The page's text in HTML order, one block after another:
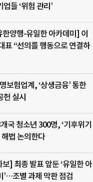
들 ‘위험 관리’
한양행-유일한 아카데미] 이
표 “선의를 행동으로 연결하
보험업계, ‘상생금융’ 통한
헌 실시
국 청소년 300명, ‘기후위기
해법 논의한다
보] 최종 발표 앞둔 ‘유일한 아
’…조별 과제 막판 점검